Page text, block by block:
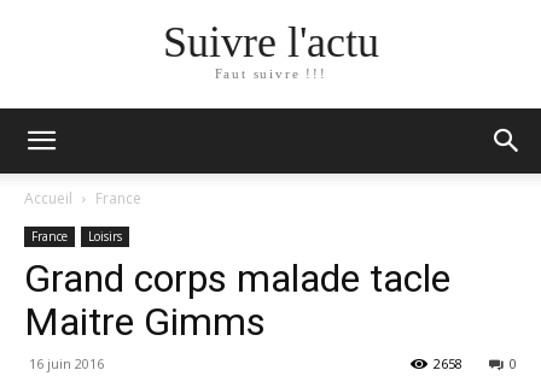
Suivre l'actu
Faut suivre !!!
Accueil France
France Loisirs
Grand corps malade tacle
Maitre Gimms
16 juin 2016 0
2658